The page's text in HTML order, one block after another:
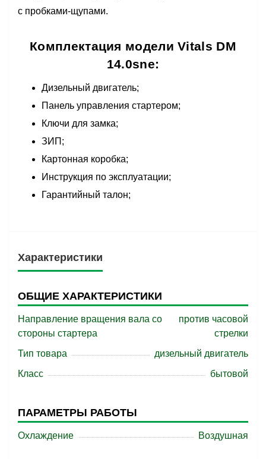
с пробками-щупами.
Комплектация модели Vitals DM
14.0sne:
Дизельный двигатель;
Панель управления стартером;
Ключи для замка;
ЗИП;
Картонная коробка;
Инструкция по эксплуатации;
Гарантийный талон;
Характеристики
ОБЩИЕ ХАРАКТЕРИСТИКИ
Направление вращения вала со
стороны стартера
против часовой
стрелки
Тип товара
дизельный двигатель
Класс
бытовой
ПАРАМЕТРЫ РАБОТЫ
Охлаждение Воздушная